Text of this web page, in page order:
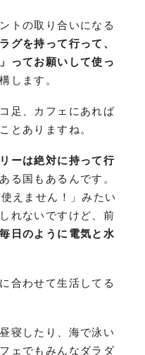
トの取り合いになる
グを持って行って、
ってお願いして使っ
します。
足、カフェにあれば
とありますね。
ーは絶対に持って行
る国もあるんです。
えません！」みたい
れないですけど、前
日のように電気と水
合わせて生活してる
寝したり、海で泳い
ェでもみんなダラダ